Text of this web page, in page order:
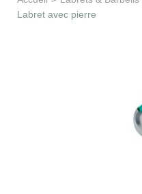
Labret avec pierre